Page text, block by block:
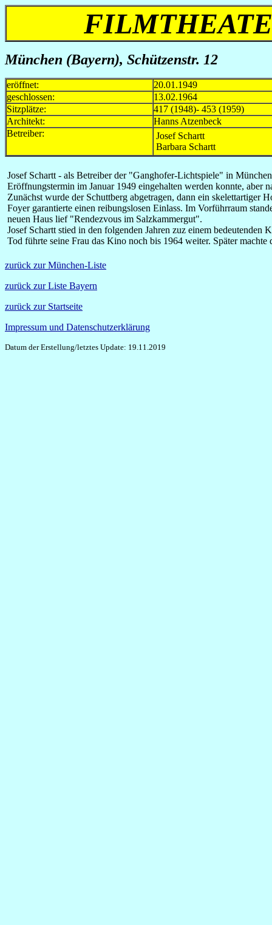
München (Bayern), Schützenstr. 12
eröffnet:
20.01.1949
geschlossen:
13.02.1964
Sitzplätze:
417 (1948)- 453 (1959)
Architekt:
Hanns Atzenbeck
Betreiber:
Josef Schartt
Barbara Schartt
Josef Schartt - als Betreiber der "Ganghofer-Lichtspiele" in
Eröffnungstermin im Januar 1949 eingehalten werden konnte, aber
Zunächst wurde der Schuttberg abgetragen, dann ein skelettartiger
Foyer garantierte einen reibungslosen Einlass. Im Vorführraum
neuen Haus lief "Rendezvous im Salzkammergut".
Josef Schartt stied in den folgenden Jahren zuz einem
Tod führte seine Frau das Kino noch bis 1964 weiter. Später
zurück zur München-Liste
zurück zur Liste Bayern
zurück zur Startseite
Impressum und Datenschutzerklärung
Datum der Erstellung/letztes Update: 19.11.2019